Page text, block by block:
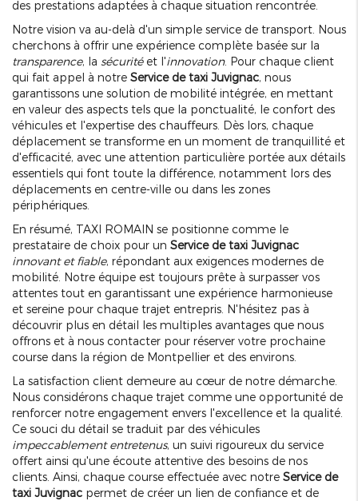
des prestations adaptées à chaque situation rencontrée.
Notre vision va au-delà d'un simple service de transport. Nous
cherchons à offrir une expérience complète basée sur la
transparence, la sécuritéet l'innovation. Pour chaque client
qui fait appel à notre Service de taxi Juvignac, nous
garantissons une solution de mobilité intégrée, en mettant
en valeur des aspects tels que la ponctualité, le confort des
véhicules et l'expertise des chauffeurs. Dès lors, chaque
déplacement se transforme en un moment de tranquillité et
d'efficacité, avec une attention particulière portée aux détails
essentiels qui font toute la différence, notamment lors des
déplacements en centre-ville ou dans les zones
périphériques.
En résumé, TAXI ROMAIN se positionne comme le
prestataire de choix pour un Service de taxi Juvignac
innovant et fiable, répondant aux exigences modernes de
mobilité. Notre équipe est toujours prête à surpasser vos
attentes tout en garantissant une expérience harmonieuse
et sereine pour chaque trajet entrepris. N'hésitez pas à
découvrir plus en détail les multiples avantages que nous
offrons et à nous contacter pour réserver votre prochaine
course dans la région de Montpellier et des environs.
La satisfaction client demeure au cœur de notre démarche.
Nous considérons chaque trajet comme une opportunité de
renforcer notre engagement envers l'excellence et la qualité.
Ce souci du détail se traduit par des véhicules
impeccablement entretenus, un suivi rigoureux du service
offert ainsi qu'une écoute attentive des besoins de nos
clients. Ainsi, chaque course effectuée avec notre Service de
taxi Juvignac permet de créer un lien de confiance et de